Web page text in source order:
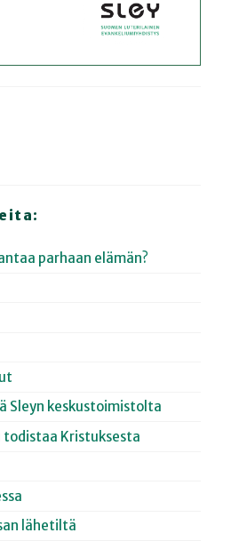
parhaan elämän?
Sleyn keskustoimistolta
todistaa Kristuksesta
lähetiltä